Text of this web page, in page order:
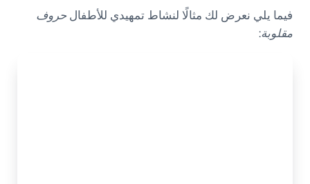
فيما يلي نعرض لك مثالًا لنشاط تمهيدي للأطفالحروف
مقلوبة: